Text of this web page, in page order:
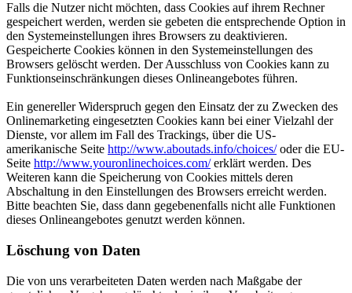
Falls die Nutzer nicht möchten, dass Cookies auf ihrem Rechner
gespeichert werden, werden sie gebeten die entsprechende Option in
den Systemeinstellungen ihres Browsers zu deaktivieren.
Gespeicherte Cookies können in den Systemeinstellungen des
Browsers gelöscht werden. Der Ausschluss von Cookies kann zu
Funktionseinschränkungen dieses Onlineangebotes führen.
Ein genereller Widerspruch gegen den Einsatz der zu Zwecken des
Onlinemarketing eingesetzten Cookies kann bei einer Vielzahl der
Dienste, vor allem im Fall des Trackings, über die US-
amerikanische Seite http://www.aboutads.info/choices/oder die EU-
Seite http://www.youronlinechoices.com/erklärt werden. Des
Weiteren kann die Speicherung von Cookies mittels deren
Abschaltung in den Einstellungen des Browsers erreicht werden.
Bitte beachten Sie, dass dann gegebenenfalls nicht alle Funktionen
dieses Onlineangebotes genutzt werden können.
Löschung von Daten
Die von uns verarbeiteten Daten werden nach Maßgabe der